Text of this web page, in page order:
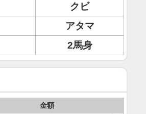
クビ
アタマ
2馬身
金額